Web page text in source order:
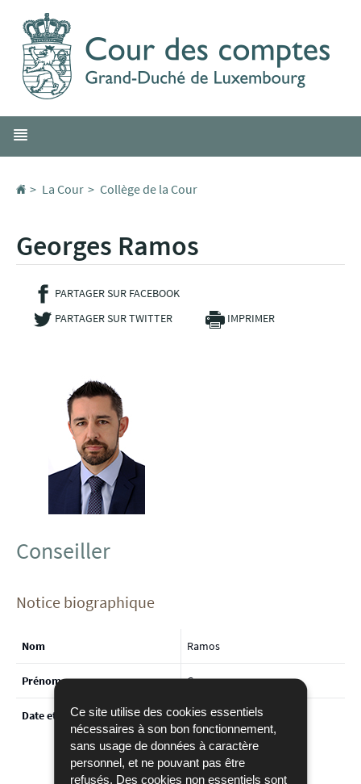
Ce site utilise des cookies essentiels
nécessaires à son bon fonctionnement,
sans usage de données à caractère
personnel, et ne pouvant pas être
refusés. Des cookies non essentiels sont
navigation
contenu
Accueil
La Cour Collège de la Cour
Georges Ramos
PARTAGER SUR FACEBOOK- NOUVELLE FENÊTRE
PARTAGER SUR TWITTER- NOUVELLE FENÊTRE
IMPRIMER
Conseiller
Notice biographique
Nom Ramos
Prénom Georges
Date et lieu de naissance
18 septembre 1972 à
Differdange